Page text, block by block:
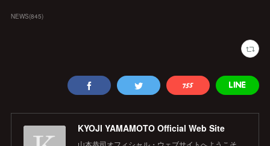
NEWS(845)
KYOJI YAMAMOTO Official Web Site